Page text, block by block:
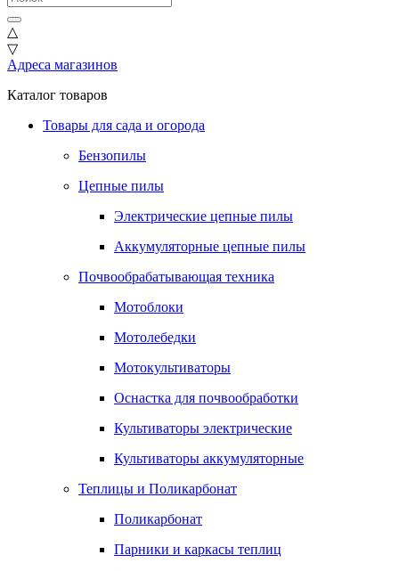
△
▽
Адреса магазинов
Каталог товаров
Товары для сада и огорода
Бензопилы
Цепные пилы
Электрические цепные пилы
Аккумуляторные цепные пилы
Почвообрабатывающая техника
Мотоблоки
Мотолебедки
Мотокультиваторы
Оснастка для почвообработки
Культиваторы электрические
Культиваторы аккумуляторные
Теплицы и Поликарбонат
Поликарбонат
Парники и каркасы теплиц